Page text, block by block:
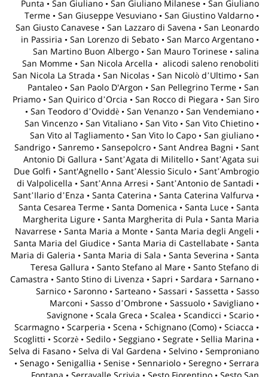
San Momme • San Nicola Arcella •
San Nicola La Strada • San Nicolas • San Nicolò dʼUltimo • San
Pantaleo • San Paolo D'Argon • San Pellegrino Terme • San
Priamo • San Quirico dʼOrcia • San Rocco di Piegara • San Siro
• San Teodoro dʼOviddè • San Venanzo • San Vendemiano •
San Vincenzo • San Vitaliano • San Vito • San Vito Chietino •
San Vito al Tagliamento • San Vito lo Capo • San giuliano •
Sandrigo • Sanremo • Sansepolcro • Sant Andrea Bagni • Sant
Antonio Di Gallura • SantʼAgata di Militello • SantʼAgata sui
Due Golfi • Sant'Agnello • SantʼAlessio Siculo • SantʼAmbrogio
di Valpolicella • SantʼAnna Arresi • SantʼAntonio de Santadi •
SantʼIlario dʼEnza • Santa Caterina • Santa Caterina Valfurva •
Santa Cesarea Terme • Santa Domenica • Santa Luce • Santa
Margherita Ligure • Santa Margherita di Pula • Santa Maria
Navarrese • Santa Maria a Monte • Santa Maria degli Angeli •
Santa Maria del Giudice • Santa Maria di Castellabate • Santa
Maria di Galeria • Santa Maria di Sala • Santa Severina • Santa
Teresa Gallura • Santo Stefano al Mare • Santo Stefano di
Camastra • Santo Stino di Livenza • Sapri • Sardara • Sarnano •
Sarnico • Saronno • Sarteano • Sassari • Sassetta • Sasso
Marconi • Sasso dʼOmbrone • Sassuolo • Savigliano •
Savignone • Scala Greca • Scalea • Scandicci • Scario •
Scarmagno • Scarperia • Scena • Schignano (Como) • Sciacca •
Scoglitti • Scorzè • Sedilo • Seggiano • Segrate • Sellia Marina •
Selva di Fasano • Selva di Val Gardena • Selvino • Semproniano
• Senago • Senigallia • Senise • Sennariolo • Seregno • Serrara